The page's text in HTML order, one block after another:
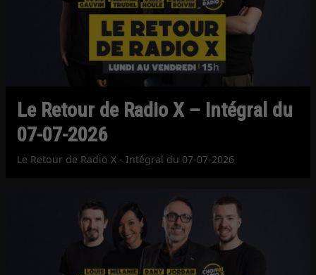
Le Retour de Radio X – Intégral du
07-07-2026
Le Retour de Radio X - Intégral du 07-07-2026